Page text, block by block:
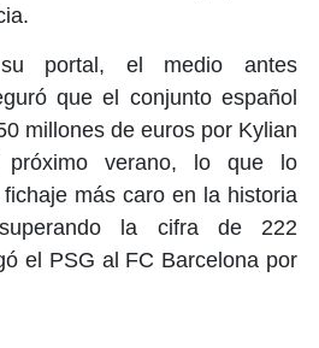
portal, el medio antes
que el conjunto español
millones de euros por Kylian
verano, lo que lo
más caro en la historia
la cifra de 222
el PSG al FC Barcelona por